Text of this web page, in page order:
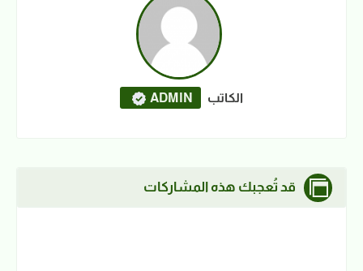
الكاتب ADMIN
قد تُعجبك هذه المشاركات